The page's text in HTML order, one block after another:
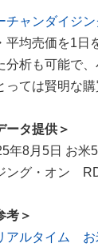
チャンダイジ
平均売価を1日
分析も可能で
っては賢明な
ータ提供＞
年8月5日 お
ング・オン
考＞
アルタイム お